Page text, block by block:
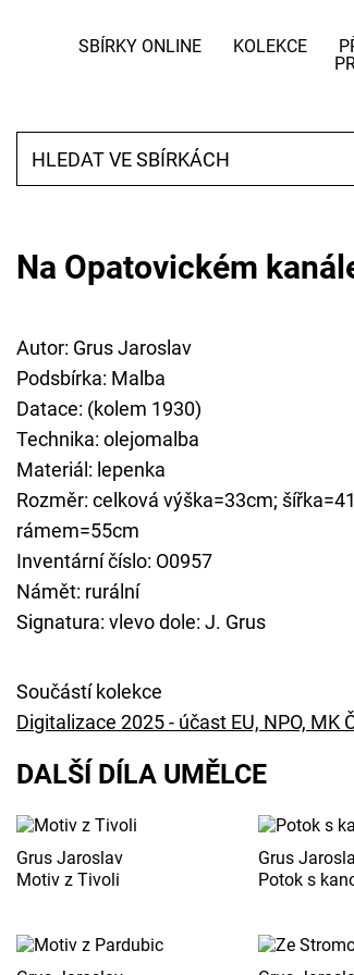
SBÍRKY ONLINE KOLEKCE
Na Opatovickém
Autor: Grus Jaroslav
Podsbírka: Malba
Datace: (kolem 1930)
Technika: olejomalba
Materiál: lepenka
Rozměr: celková výška=33cm;
rámem=55cm
Inventární číslo: O0957
Námět: rurální
Signatura: vlevo dole: J. Grus
Součástí kolekce
Digitalizace 2025 - účast EU, NPO, MK
DALŠÍ DÍLA UMĚLCE
Grus Jaroslav
Motiv z Tivoli
Grus
Potok s